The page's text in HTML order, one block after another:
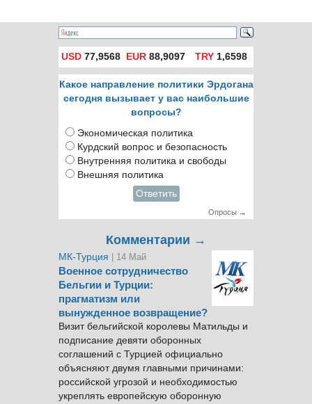
USD 77,9568 EUR 88,9097 TRY1,6598
Какое направление политики Эрдогана
сегодня вызывает у вас наибольшие
вопросы?
Экономическая политика
Курдский вопрос и безопасность
Внутренняя политика и свободы
Внешняя политика
Ответить
Опросы →
Комментарии →
МК-Турция | 14 Май
Военное сотрудничество
Бельгии и Турции:
прагматизм или
вынужденное возвращение?
Визит бельгийской королевы Матильды и
подписание девяти оборонных
соглашений с Турцией официально
объясняют двумя главными причинами:
российской угрозой и необходимостью
укреплять европейскую оборонную